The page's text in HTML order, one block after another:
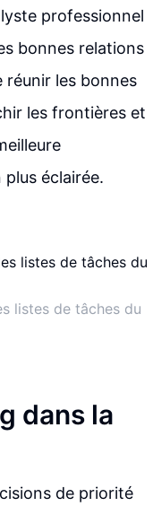
professionnel
bonnes relations
réunir les bonnes
les frontières et
éclairée.
listes de tâches du
dans la
de priorité